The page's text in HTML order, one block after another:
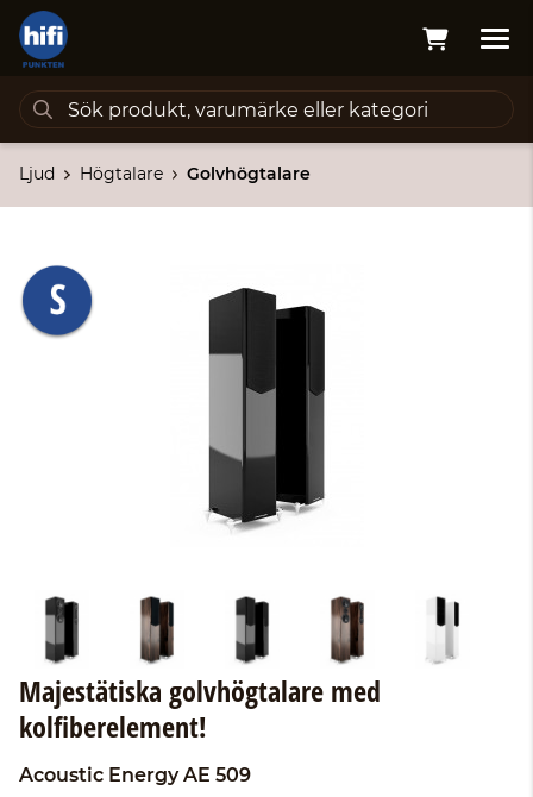
Ljud Högtalare Golvhögtalare
Majestätiska golvhögtalare med
kolfiberelement!
Acoustic Energy AE 509